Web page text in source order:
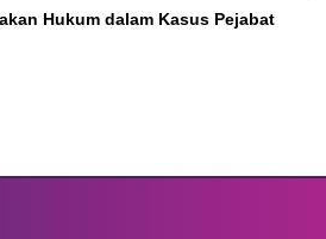
Hukum dalam Kasus Pejabat